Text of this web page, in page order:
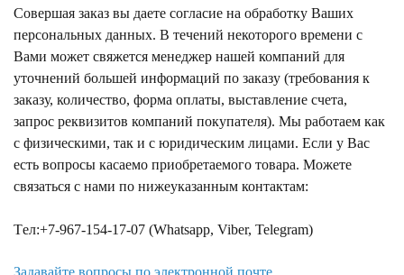
Совершая заказ вы даете согласие на обработку Ваших
персональных данных. В течений некоторого времени с
Вами может свяжется менеджер нашей компаний для
уточнений большей информаций по заказу (требования к
заказу, количество, форма оплаты, выставление счета,
запрос реквизитов компаний покупателя). Мы работаем как
с физическими, так и с юридическим лицами. Если у Вас
есть вопросы касаемо приобретаемого товара. Можете
связаться с нами по нижеуказанным контактам:
Tел:+7-967-154-17-07 (Whatsapp, Viber, Telegram)
Задавайте вопросы по электронной почте